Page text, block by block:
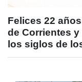
Felices 22
de Corrientes
los siglos de